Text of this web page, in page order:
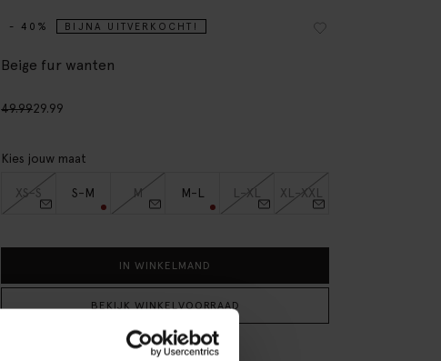
- 40% BIJNA UITVERKOCHT!
Beige fur wanten
49.9929.99
Kies jouw maat
XS-S S-M M M-L L-XL XL-XXL
IN WINKELMAND
BEKIJK WINKELVOORRAAD
Gratis verzending naar winkel